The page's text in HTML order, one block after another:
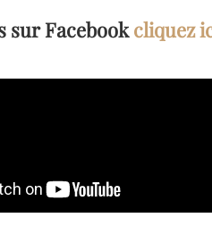
sur Facebookcliquez